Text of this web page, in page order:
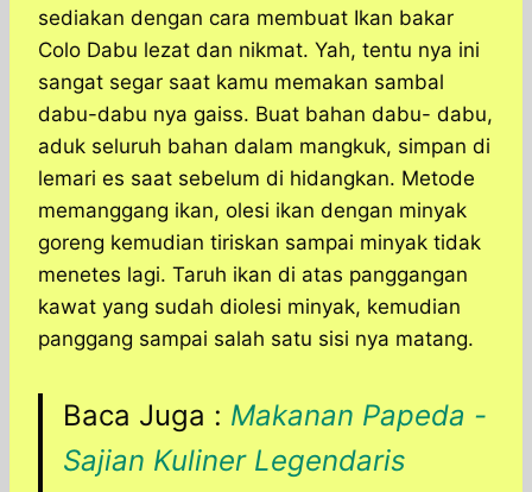
sediakan dengan cara membuat Ikan bakar
Colo Dabu lezat dan nikmat. Yah, tentu nya ini
sangat segar saat kamu memakan sambal
dabu-dabu nya gaiss. Buat bahan dabu- dabu,
aduk seluruh bahan dalam mangkuk, simpan di
lemari es saat sebelum di hidangkan. Metode
memanggang ikan, olesi ikan dengan minyak
goreng kemudian tiriskan sampai minyak tidak
menetes lagi. Taruh ikan di atas panggangan
kawat yang sudah diolesi minyak, kemudian
panggang sampai salah satu sisi nya matang.
Baca Juga : Makanan Papeda -
Sajian Kuliner Legendaris